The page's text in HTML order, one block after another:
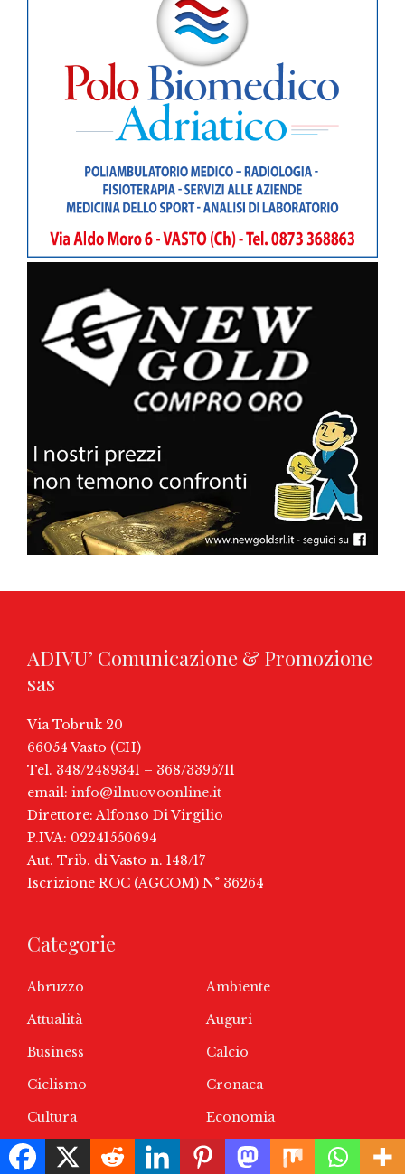
ADIVU’ Comunicazione & Promozione
sas
Via Tobruk 20
66054 Vasto (CH)
Tel. 348/2489341 – 368/3395711
email: info@ilnuovoonline.it
Direttore: Alfonso Di Virgilio
P.IVA: 02241550694
Aut. Trib. di Vasto n. 148/17
Iscrizione ROC (AGCOM) N° 36264
Categorie
Abruzzo
Ambiente
Attualità
Auguri
Business
Calcio
Ciclismo
Cronaca
Cultura
Economia
Entertainment
Eventi